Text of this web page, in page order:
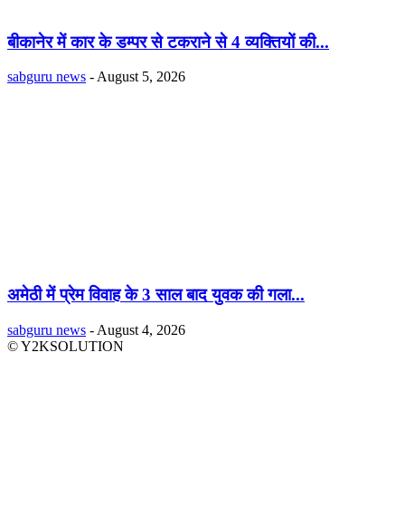
बीकानेर में कार के डम्पर से टकराने से 4 व्यक्तियों की...
sabguru news - August 5, 2026
अमेठी में प्रेम विवाह के 3 साल बाद युवक की गला...
sabguru news - August 4, 2026
© Y2KSOLUTION